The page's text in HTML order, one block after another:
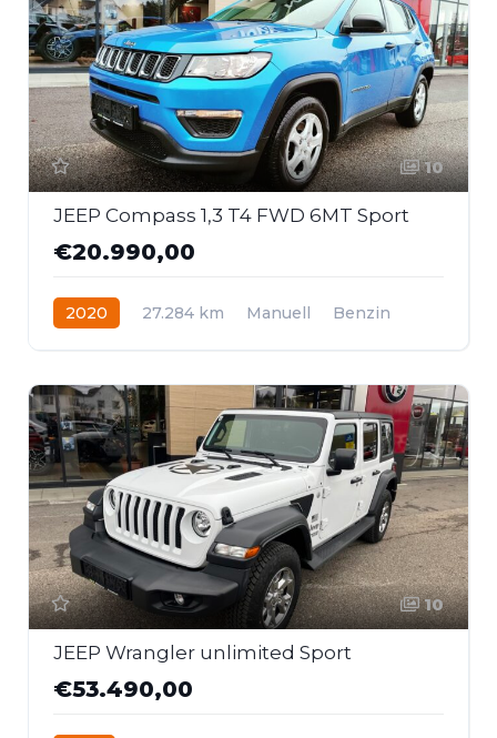
10
JEEP Compass 1,3 T4 FWD 6MT Sport
€20.990,00
2020 27.284 km Manuell
Benzin
10
JEEP Wrangler unlimited Sport
€53.490,00